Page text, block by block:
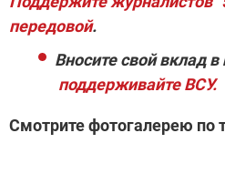
передовой.
Вносите свой вклад в
поддерживайте ВСУ.
Смотрите фотогалерею по